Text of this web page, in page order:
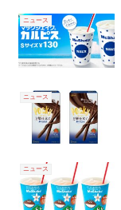
ニュース
ニュース
ニュース